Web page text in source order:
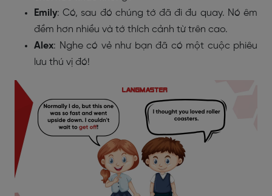
Emily: Có, sau đó chúng tớ đã đi đu quay. Nó êm
đềm hơn nhiều và tớ thích cảnh từ trên cao.
Alex: Nghe có vẻ như bạn đã có một cuộc phiêu
lưu thú vị đó!